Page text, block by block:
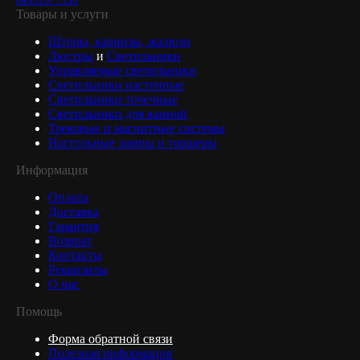
Товары и услуги
Шторы, карнизы, жалюзи
Люстры и Светильники
Управляемые светильники
Светильники настенные
Светильники точечные
Светильники для ванной
Трековые и магнитные системы
Настольные лампы и торшеры
Информация
Оплата
Доставка
Гарантия
Возврат
Контакты
Реквизиты
О нас
Помощь
Форма обратной связи
Полезная информация